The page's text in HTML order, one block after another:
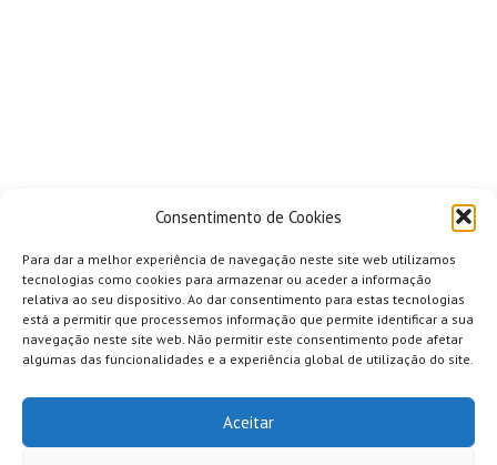
Consentimento de Cookies
Para dar a melhor experiência de navegação neste site web utilizamos
tecnologias como cookies para armazenar ou aceder a informação
relativa ao seu dispositivo. Ao dar consentimento para estas tecnologias
está a permitir que processemos informação que permite identificar a sua
navegação neste site web. Não permitir este consentimento pode afetar
algumas das funcionalidades e a experiência global de utilização do site.
Aceitar